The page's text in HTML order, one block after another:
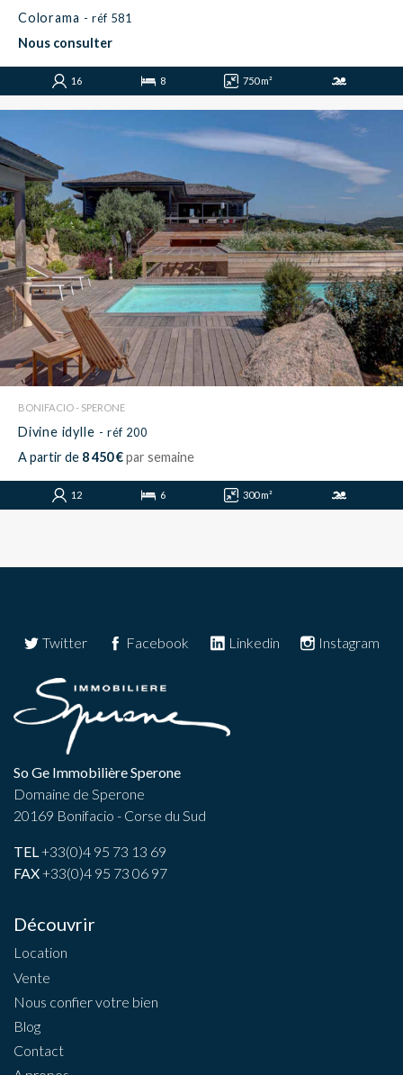
Colorama - réf 581
Nous consulter
16 8 750 m²
BONIFACIO - SPERONE
Divine idylle - réf 200
A partir de 8 450 €par semaine
12 6 300 m²
Twitter Facebook Linkedin Instagram
So Ge Immobilière Sperone
Domaine de Sperone
20169 Bonifacio - Corse du Sud
TEL+33(0)4 95 73 13 69
FAX+33(0)4 95 73 06 97
Découvrir
Location
Vente
Nous confier votre bien
Blog
Contact